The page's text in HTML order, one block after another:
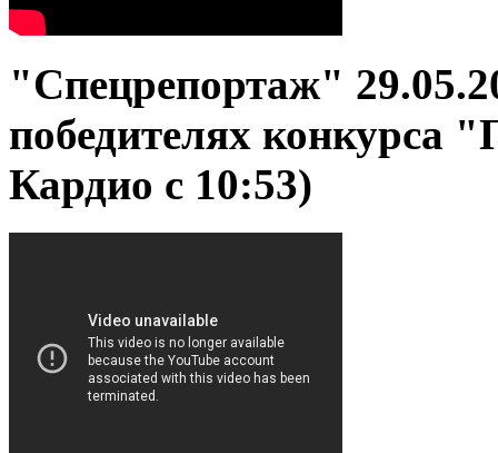
"Спецрепортаж"
победителях
Кардио с 10:53)